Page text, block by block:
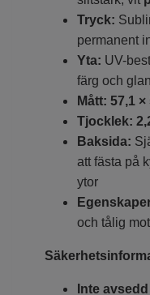
Tryck:
permanent
Yta: UV-
färg och
Mått: 57,1 ×
Tjocklek:
Baksida:
att fästa på
ytor
och tålig
Inte